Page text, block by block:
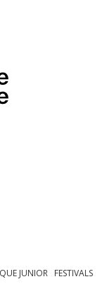
JUNIOR FESTIVALS